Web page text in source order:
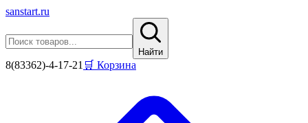
sanstart.ru
Найти
8(83362)-4-17-21 🛒 Корзина